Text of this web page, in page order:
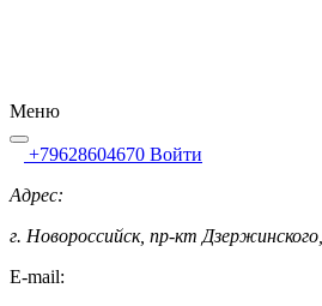
Меню
+79628604670 Войти
Адрес:
г. Новороссийск, пр-кт
E-mail: